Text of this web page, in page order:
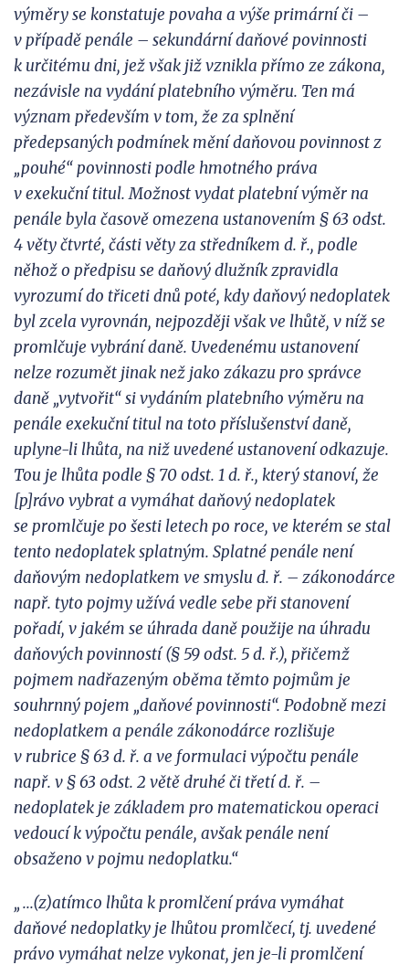
výměry se konstatuje povaha a výše primární či –
vpřípadě penále – sekundární daňové povinnosti
k určitému dni, jež však již vznikla přímo ze zákona,
nezávisle na vydání platebního výměru. Ten má
význam především v tom, že za splnění
předepsaných podmínek mění daňovou povinnost z
„pouhé“ povinnosti podle hmotného práva
vexekuční titul. Možnost vydat platební výměr na
penále byla časově omezena ustanovením § 63 odst.
4 věty čtvrté, části věty za středníkem d. ř., podle
něhož o předpisu se daňový dlužník zpravidla
vyrozumí do třiceti dnů poté, kdy daňový nedoplatek
byl zcela vyrovnán, nejpozději však ve lhůtě, v nížse
promlčuje vybrání daně. Uvedenému ustanovení
nelze rozumět jinak než jako zákazu pro správce
daně „vytvořit“ sivydáním platebního výměru na
penále exekuční titul na toto příslušenství daně,
uplyne-li lhůta, na niž uvedené ustanovení odkazuje.
Tou je lhůta podle § 70 odst. 1 d. ř., který stanoví, že
[p]rávo vybrat a vymáhat daňový nedoplatek
se promlčuje po šesti letech po roce, ve kterém se stal
tento nedoplatek splatným. Splatné penále není
daňovým nedoplatkem ve smyslu d. ř. – zákonodárce
např. tyto pojmy užívá vedle sebe přistanovení
pořadí, v jakém se úhrada daně použije na úhradu
daňových povinností (§ 59 odst. 5 d. ř.), přičemž
pojmem nadřazeným oběma těmto pojmům je
souhrnný pojem „daňové povinnosti“. Podobně mezi
nedoplatkem a penále zákonodárce rozlišuje
v rubrice § 63 d. ř. a ve formulaci výpočtu penále
např. v § 63 odst. 2 větě druhé či třetí d. ř. –
nedoplatek je základem pro matematickou operaci
vedoucí kvýpočtu penále, avšak penále není
obsaženo vpojmu nedoplatku.“
„...(z)atímco lhůta kpromlčení práva vymáhat
daňové nedoplatky je lhůtou promlčecí, tj. uvedené
právo vymáhat nelze vykonat, jen je-li promlčení